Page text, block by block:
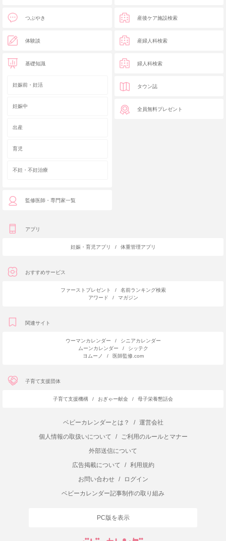
つぶやき
体験談
基礎知識
妊娠前・妊活
妊娠中
出産
育児
不妊・不妊治療
監修医師・専門家一覧
産後ケア施設検索
産婦人科検索
婦人科検索
タウン誌
全員無料プレゼント
アプリ
妊娠・育児アプリ / 体重管理アプリ
おすすめサービス
ファーストプレゼント /
名前ランキング検索
アワード
/ マガジン
関連サイト
ウーマンカレンダー /
シニアカレンダー
ムーンカレンダー
/
シッテク
ヨムーノ
/ 医師監修.com
子育て支援団体
子育て支援機構 / おぎゃー献金 / 母子栄養懇話会
ベビーカレンダーとは？ /
運営会社
個人情報の取扱いについて
/
ご利用のルールとマナー
外部送信について
広告掲載について
/
利用規約
お問い合わせ
/
ログイン
ベビーカレンダー記事制作の取り組み
PC版を表示